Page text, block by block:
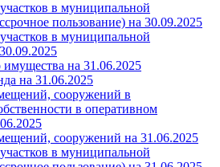
в муниципальной
пользование) на 30.09.2025
в муниципальной
на 31.06.2025
на 31.06.2025
сооружений в
в оперативном
сооружений на 31.06.2025
в муниципальной